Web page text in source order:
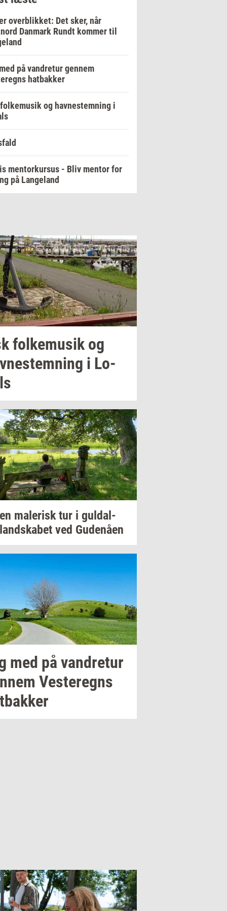
overblikket: Det sker, når
Danmark Rundt kommer til
på vandretur gennem
hatbakker
og havnestemning i
mentorkursus - Bliv mentor for
på Langeland
fol­kemu­sikog
i Lo­
ma­le­risktur i gul­dal­
ved Gu­denå­en
med på van­dre­tur
Ve­ste­regns